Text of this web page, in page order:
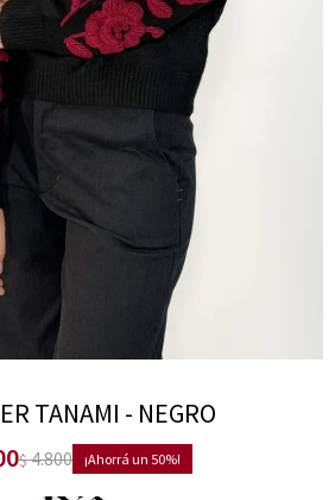
TANAMI - NEGRO
$4.800 50